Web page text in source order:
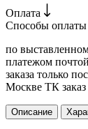
Оплата
Способы оплаты
по
платежом
заказа только
Москве ТК
Описание